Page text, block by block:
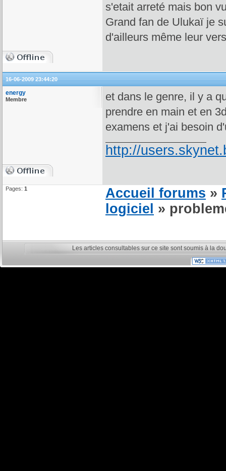
s'etait arreté mais bon
Grand fan de Ulukaï je
d'ailleurs même leur
16-06-2009 23:44:20
energy
Membre
et dans le genre, il y a
prendre en main et en
examens et j'ai besoin
http://
Pages: 1 Accueil forums »
logiciel »
Les articles consultables sur ce site sont soumis à la